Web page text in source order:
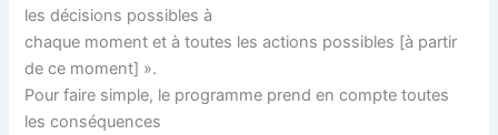
les décisions possibles à
chaque moment et à toutes les actions possibles [à partir
de ce moment] ».
Pour faire simple, le programme prend en compte toutes
les conséquences